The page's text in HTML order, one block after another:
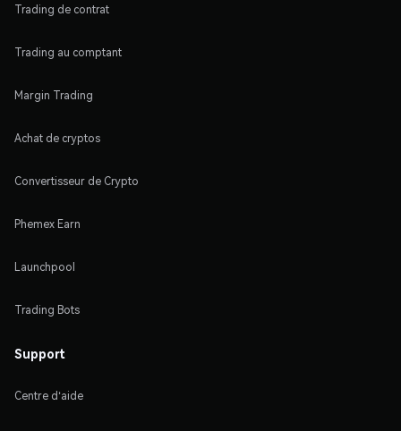
Trading de contrat
Trading au comptant
Margin Trading
Achat de cryptos
Convertisseur de Crypto
Phemex Earn
Launchpool
Trading Bots
Support
Centre d'aide